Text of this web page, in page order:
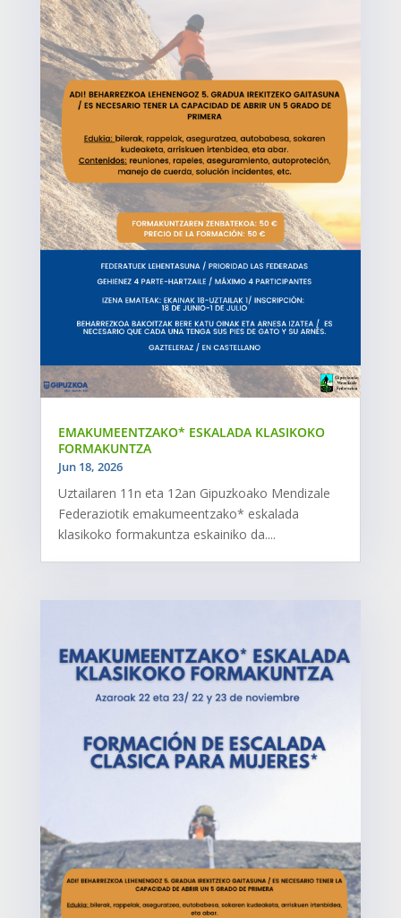
EMAKUMEENTZAKO* ESKALADA KLASIKOKO
FORMAKUNTZA
Jun 18, 2026
Uztailaren 11n eta 12an Gipuzkoako Mendizale
Federaziotik emakumeentzako* eskalada
klasikoko formakuntza eskainiko da....